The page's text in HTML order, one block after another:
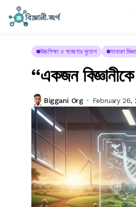
উচ্চশিক্ষা ও গবেষণার সুযোগ সাধারণ
“একজন
Biggani Org February 26,